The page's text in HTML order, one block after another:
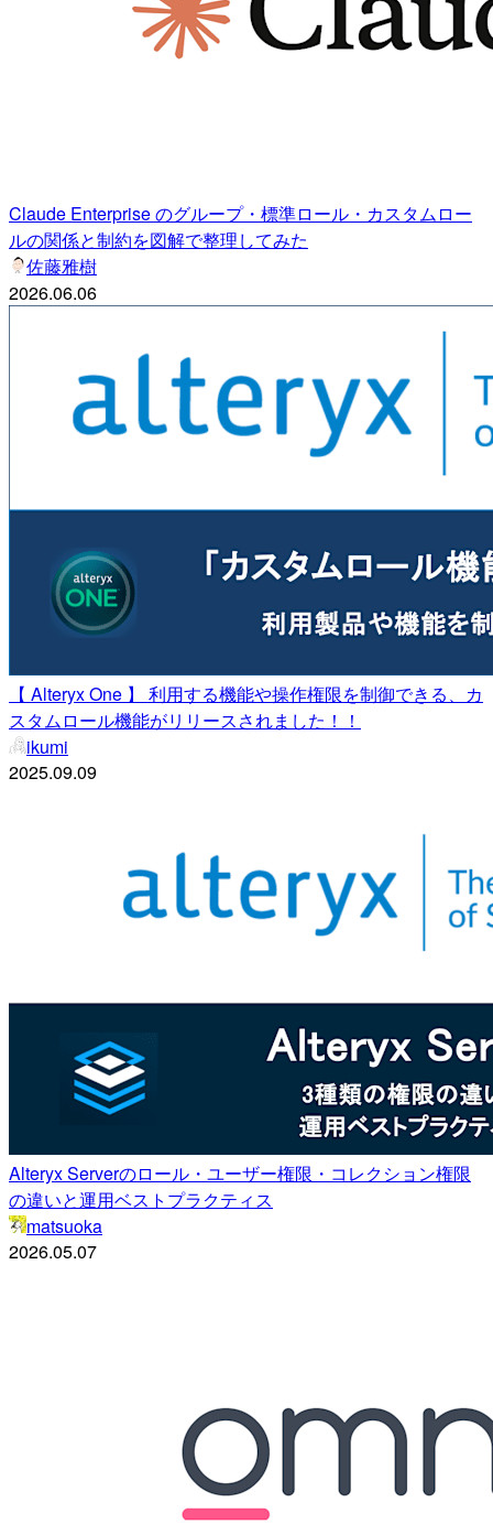
Claude Enterprise のグループ・標準ロール・カスタムロー
ルの関係と制約を図解で整理してみた
佐藤雅樹
2026.06.06
【 Alteryx One 】 利用する機能や操作権限を制御できる、カ
スタムロール機能がリリースされました！！
ikumi
2025.09.09
Alteryx Serverのロール・ユーザー権限・コレクション権限
の違いと運用ベストプラクティス
matsuoka
2026.05.07